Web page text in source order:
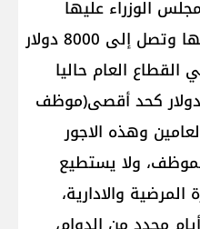
الوزراء عليها
والمذكورة أعلاه ، مُبالغ فيها وتصل إلى 8000 دولار
القطاع العام حاليا
تتراوح بين 400 الى 1400 دولار كحد أقصى(موظف
وهذه الاجور
ولا يستطيع
والادارية،